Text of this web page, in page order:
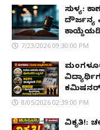
ಸುಳ್ಯ:
ದೌರ್ಜನ್ಯ
7/23/2026 09:30:00 PM
ಕಮಿಷನರ್
8/05/2026 02:39:00 PM
ವಿಕೃತಿ!: